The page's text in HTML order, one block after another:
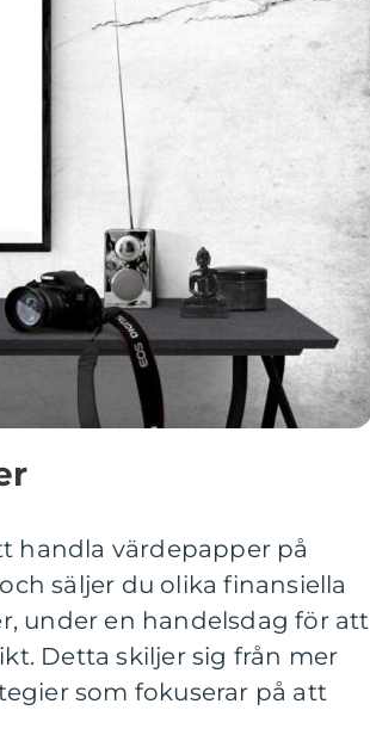
handla värdepapper på
säljer du olika finansiella
under en handelsdag för att
Detta skiljer sig från mer
som fokuserar på att